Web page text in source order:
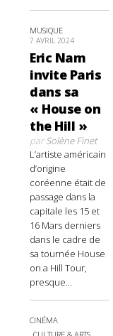
MUSIQUE
7 AVRIL 2024
Eric Nam
invite Paris
dans sa
« House on
the Hill »
parSolène Finet
L’artiste américain
d’origine
coréenne était de
passage dans la
capitale les 15 et
16 Mars derniers
dans le cadre de
sa tournée House
on a Hill Tour,
presque...
CINÉMA